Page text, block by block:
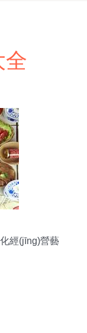
全
經(jīng)營藝